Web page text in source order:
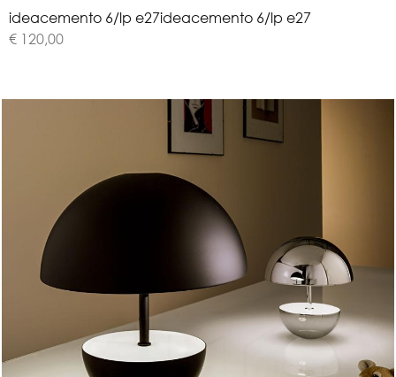
ideacemento 6/lp e27ideacemento 6/lp e27
€ 120,00